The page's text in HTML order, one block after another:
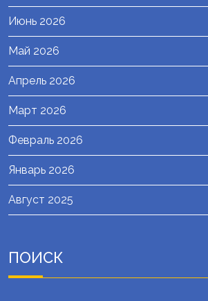
Июнь 2026
Май 2026
Апрель 2026
Март 2026
Февраль 2026
Январь 2026
Август 2025
ПОИСК